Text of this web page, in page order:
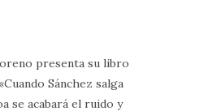
presenta su libro
Sánchez salga
se acabará el ruido y